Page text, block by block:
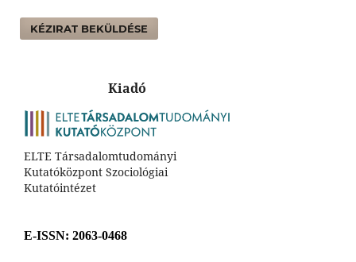
KÉZIRAT BEKÜLDÉSE
Kiadó
ELTE Társadalomtudományi
Kutatóközpont Szociológiai
Kutatóintézet
E-ISSN: 2063-0468